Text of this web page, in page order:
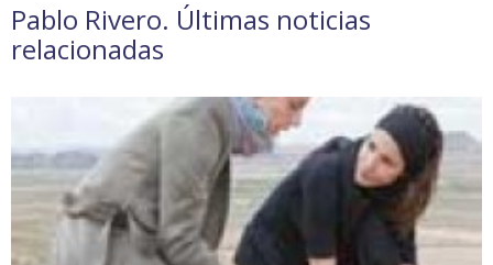
Pablo Rivero. Últimas noticias
relacionadas